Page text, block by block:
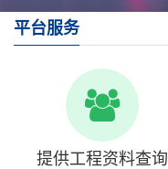
平台服务
提供工程资料查询